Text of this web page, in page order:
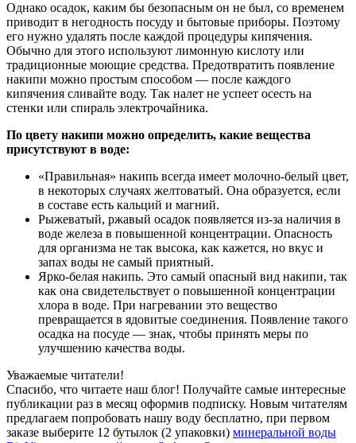
Однако осадок, каким бы безопасным он не был, со временем
приводит в негодность посуду и бытовые приборы. Поэтому
его нужно удалять после каждой процедуры кипячения.
Обычно для этого используют лимонную кислоту или
традиционные моющие средства. Предотвратить появление
накипи можно простым способом — после каждого
кипячения сливайте воду. Так налет не успеет осесть на
стенки или спираль электрочайника.
По цвету накипи можно определить, какие вещества
присутствуют в воде:
«Правильная» накипь всегда имеет молочно-белый цвет,
в некоторых случаях желтоватый. Она образуется, если
в составе есть кальций и магний.
Рыжеватый, ржавый осадок появляется из-за наличия в
воде железа в повышенной концентрации. Опасность
для организма не так высока, как кажется, но вкус и
запах воды не самый приятный.
Ярко-белая накипь. Это самый опасный вид накипи, так
как она свидетельствует о повышенной концентрации
хлора в воде. При нагревании это вещество
превращается в ядовитые соединения. Появление такого
осадка на посуде — знак, чтобы принять меры по
улучшению качества воды.
Уважаемые читатели!
Спасибо, что читаете наш блог! Получайте самые интересные
публикации раз в месяц оформив подписку. Новым читателям
предлагаем попробовать нашу воду бесплатно, при первом
заказе выберите 12 бутылок (2 упаковки) минеральной воды